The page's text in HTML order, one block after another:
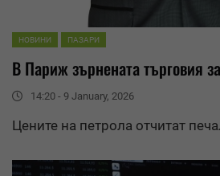
НОВИНИ ПАЗАРИ
В Париж зърнената търговия
14:20 - 9 January, 2026
Цените на петрола отчитат